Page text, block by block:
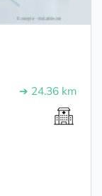
➔ 24.36 km